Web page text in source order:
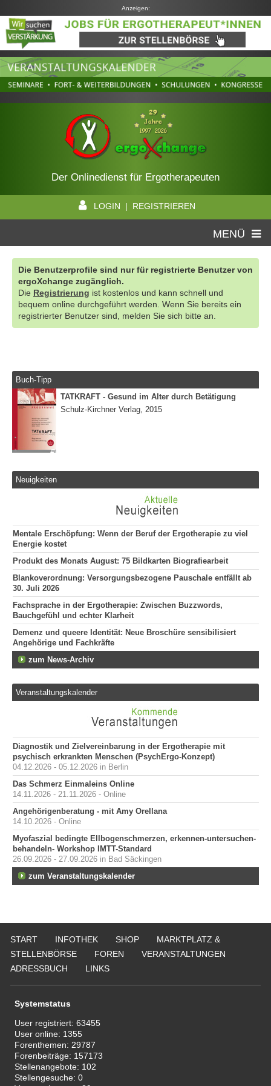
Anzeigen:
Der Onlinedienst für Ergotherapeuten
LOGIN | REGISTRIEREN
MENÜ
Die Benutzerprofile sind nur für registrierte Benutzer von
ergoXchange zugänglich.
Die Registrierung ist kostenlos und kann schnell und
bequem online durchgeführt werden. Wenn Sie bereits ein
registrierter Benutzer sind, melden Sie sich bitte an.
Buch-Tipp
TATKRAFT - Gesund im Alter durch Betätigung
Schulz-Kirchner Verlag, 2015
Neuigkeiten
Mentale Erschöpfung: Wenn der Beruf der Ergotherapie zu viel
Energie kostet
Produkt des Monats August: 75 Bildkarten Biografiearbeit
Blankoverordnung: Versorgungsbezogene Pauschale entfällt ab
30. Juli 2026
Fachsprache in der Ergotherapie: Zwischen Buzzwords,
Bauchgefühl und echter Klarheit
Demenz und queere Identität: Neue Broschüre sensibilisiert
Angehörige und Fachkräfte
zum News-Archiv
Veranstaltungskalender
Diagnostik und Zielvereinbarung in der Ergotherapie mit
psychisch erkrankten Menschen (PsychErgo-Konzept)
04.12.2026 - 05.12.2026 in Berlin
Das Schmerz Einmaleins Online
14.11.2026 - 21.11.2026 - Online
Angehörigenberatung - mit Amy Orellana
14.10.2026 - Online
Myofaszial bedingte Ellbogenschmerzen, erkennen-untersuchen-
behandeln- Workshop IMTT-Standard
26.09.2026 - 27.09.2026 in Bad Säckingen
zum Veranstaltungskalender
START INFOTHEK SHOP
MARKTPLATZ &
STELLENBÖRSE
FOREN
VERANSTALTUNGEN
ADRESSBUCH
LINKS
Systemstatus
User registriert:63455
User online: 1355
Forenthemen: 29787
Forenbeiträge: 157173
Stellenangebote: 102
Stellengesuche:0